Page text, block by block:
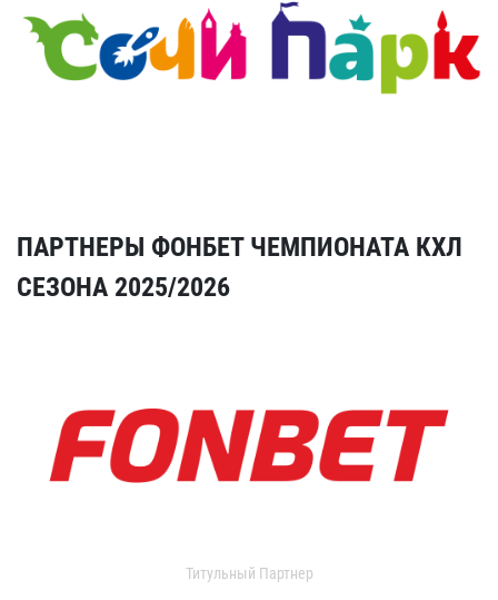
ПАРТНЕРЫ ФОНБЕТ ЧЕМПИОНАТА КХЛ
СЕЗОНА 2025/2026
Титульный Партнер